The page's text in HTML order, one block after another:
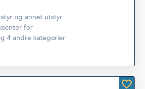
og annet utstyr
for
4 andre kategorier